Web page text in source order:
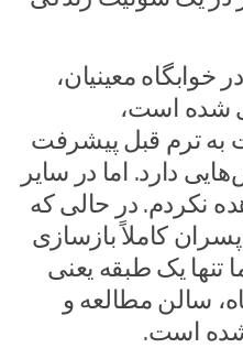
خوابگاه معینیان،
شده است،
به ترم قبل پیشرفت
دارد. اما در سایر
نکردم. در حالی که
کاملاً بازسازی
تنها یک طبقه یعنی
سالن مطالعه و
است.